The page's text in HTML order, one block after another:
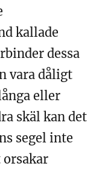
kallade
dessa
vara dåligt
eller
skäl kan det
segel inte